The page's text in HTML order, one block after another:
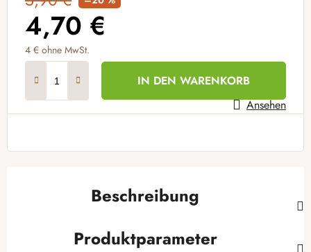
4,70 €
4 € ohne MwSt.
IN DEN WARENKORB
Ansehen
Beschreibung
Produktparameter